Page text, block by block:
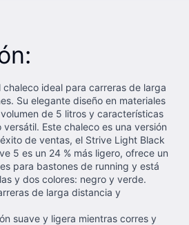
chaleco ideal para carreras de larga
Su elegante diseño en materiales
de 5 litros y características
Este chaleco es una versión
de ventas, el Strive Light Black
5 es un 24 % más ligero, ofrece un
para bastones de running y está
y dos colores: negro y verde.
de larga distancia y
suave y ligera mientras corres y